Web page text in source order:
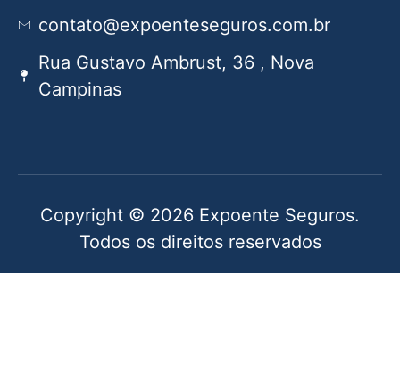
contato@expoenteseguros.com.br
Rua Gustavo Ambrust, 36 , Nova
Campinas
Copyright © 2026 Expoente Seguros.
Todos os direitos reservados